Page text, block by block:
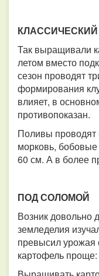
КЛАССИЧЕСКИЙ
Так выращивали
летом вместо
сезон проводят
формирования
влияет, в
противопоказан.
Поливы проводят
морковь,
60 см. А в более
ПОД СОЛОМОЙ
Возник довольно
земледелия
превысил урожая
картофель